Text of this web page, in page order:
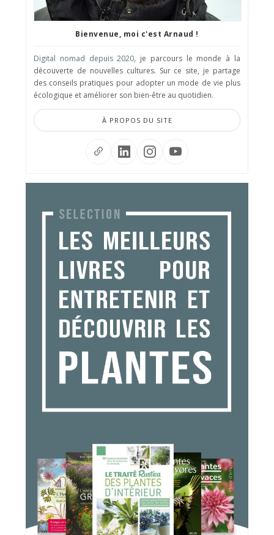
Bienvenue, moi c'est Arnaud !
Digital nomad depuis 2020, je parcours le monde à la
découverte de nouvelles cultures. Sur ce site, je partage
des conseils pratiques pour adopter un mode de vie plus
écologique et améliorer son bien-être au quotidien.
À PROPOS DU SITE